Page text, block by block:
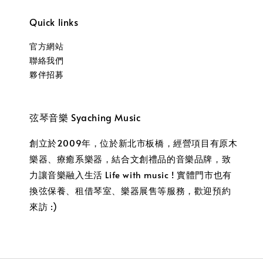
Quick links
官方網站
聯絡我們
夥伴招募
弦琴音樂 Syaching Music
創立於2009年，位於新北市板橋，經營項目有原木
樂器、療癒系樂器，結合文創禮品的音樂品牌，致
力讓音樂融入生活 Life with music ! 實體門市也有
換弦保養、租借琴室、樂器展售等服務，歡迎預約
來訪 :)